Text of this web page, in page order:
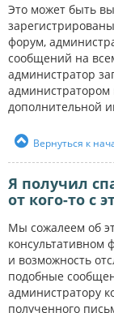
Это может быть
форум,
сообщений на
администратор
администратором
дополнительной
Вернуться к
Я получил
от кого-то с
Мы сожалеем об
консультативном
и возможность
подобные
администратору
полученного